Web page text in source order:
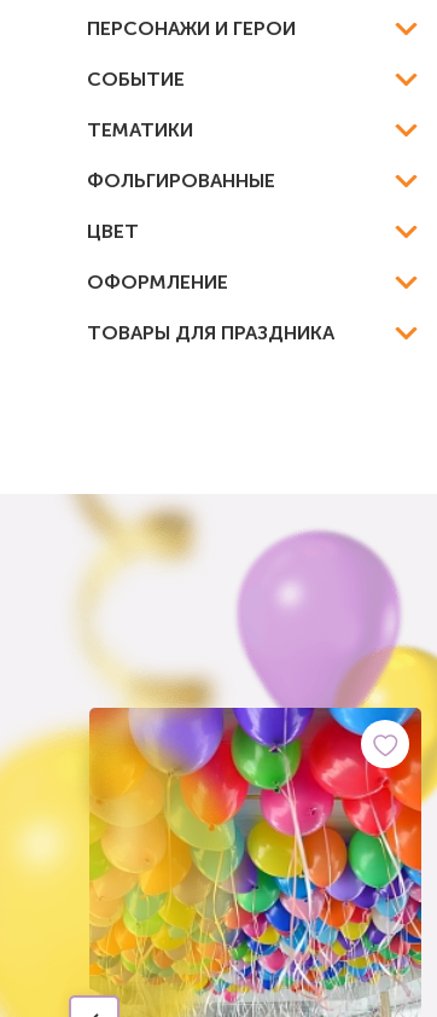
ПЕРСОНАЖИ И ГЕРОИ
СОБЫТИЕ
ТЕМАТИКИ
ФОЛЬГИРОВАННЫЕ
ЦВЕТ
ОФОРМЛЕНИЕ
ТОВАРЫ ДЛЯ ПРАЗДНИКА